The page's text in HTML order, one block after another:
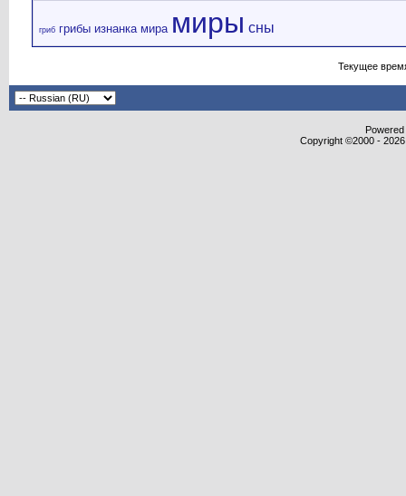
гриб грибы изнанка мира миры сны
Текущее
Copyright ©2000 -